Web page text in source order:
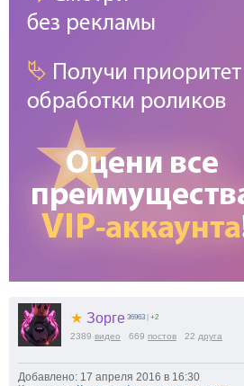
★ Зорге 36963 | +2
2389 видео 669 постов 22 друга
Добавлено: 17 апреля 2016 в 16:30